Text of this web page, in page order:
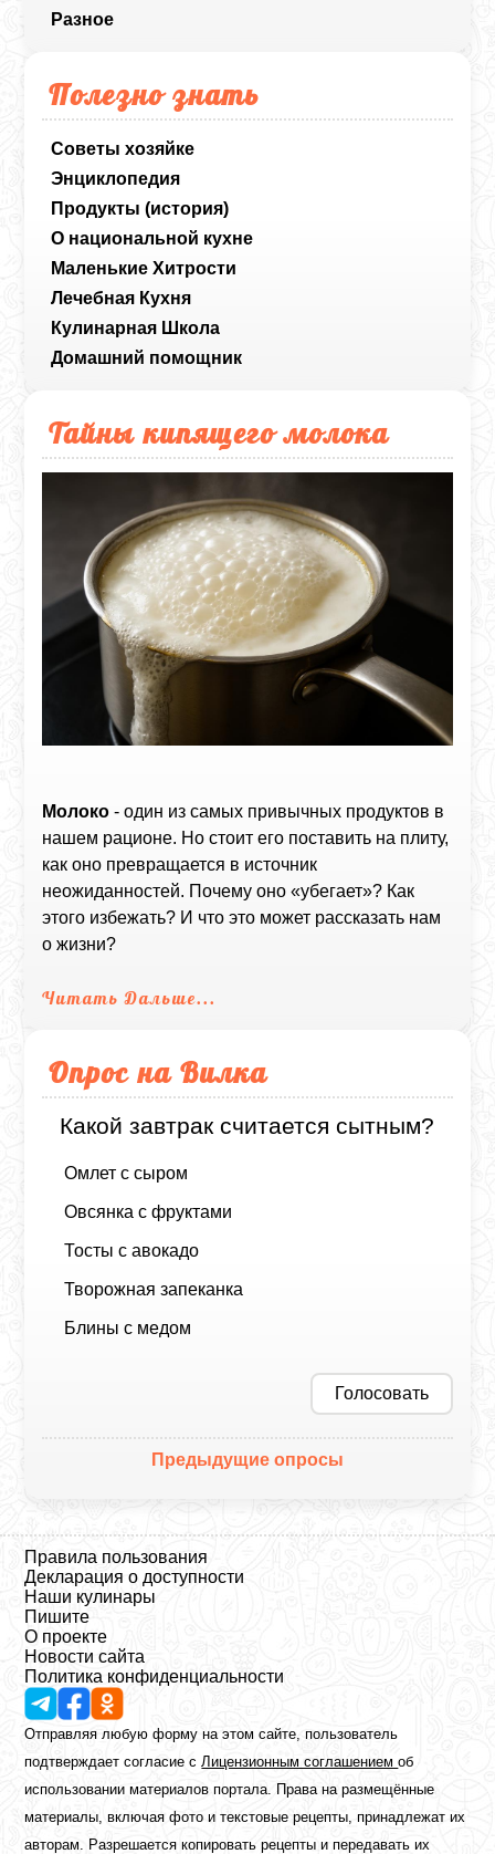
Разное
Полезно знать
Советы хозяйке
Энциклопедия
Продукты (история)
О национальной кухне
Маленькие Хитрости
Лечебная Кухня
Кулинарная Школа
Домашний помощник
Тайны кипящего молока
Молоко - один из самых привычных продуктов в
нашем рационе. Но стоит его поставить на плиту,
как оно превращается в источник
неожиданностей. Почему оно «убегает»? Как
этого избежать? И что это может рассказать нам
о жизни?
Читать Дальше...
Опрос на Вилка
Какой завтрак считается сытным?
Омлет с сыром
Овсянка с фруктами
Тосты с авокадо
Творожная запеканка
Блины с медом
Голосовать
Предыдущие опросы
Правила пользования
Декларация о доступности
Наши кулинары
Пишите
О проекте
Новости сайта
Политика конфиденциальности
Отправляя любую форму на этом сайте, пользователь
подтверждает согласие с Лицензионным соглашениемоб
использовании материалов портала. Права на размещённые
материалы, включая фото и текстовые рецепты, принадлежат их
авторам. Разрешается копировать рецепты и передавать их